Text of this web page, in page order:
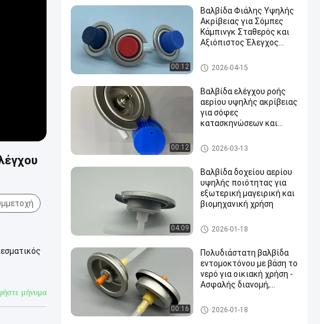
μήνυμα
00:12
Βαλβίδα Φιάλης Υψηλής
Ακρίβειας για Σόμπες
Κάμπινγκ Σταθερός και
Αξιόπιστος Έλεγχος
βαλβίδα κασετών αερίου βο
υτανίου
2026-04-15
00:12
Βαλβίδα ελέγχου ροής
αερίου υψηλής ακρίβειας
για σόφες
κατασκηνώσεων και
βαλβίδα κασετών αερίου βο
υτανίου
2026-03-13
04:09
Βαλβίδα δοχείου αερίου
υψηλής ποιότητας για
εξωτερική μαγειρική και
βιομηχανική χρήση
βαλβίδα κασετών αερίου βο
υτανίου
2026-01-18
00:16
Πολυδιάστατη βαλβίδα
εντομοκτόνου με βάση το
νερό για οικιακή χρήση -
Ασφαλής διανομή,
water alcohol based insecticid
e valve
2026-01-18